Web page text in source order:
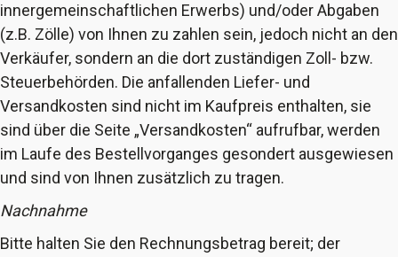
innergemeinschaftlichen Erwerbs) und/oder Abgaben
(z.B. Zölle) von Ihnen zu zahlen sein, jedoch nicht an den
Verkäufer, sondern an die dort zuständigen Zoll- bzw.
Steuerbehörden. Die anfallenden Liefer- und
Versandkosten sind nicht im Kaufpreis enthalten, sie
sind über die Seite „Versandkosten“ aufrufbar, werden
im Laufe des Bestellvorganges gesondert ausgewiesen
und sind von Ihnen zusätzlich zu tragen.
Nachnahme
Bitte halten Sie den Rechnungsbetrag bereit; der